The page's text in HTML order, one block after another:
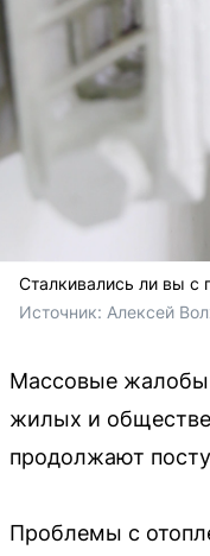
Сталкивались ли вы с
Источник: Алексей
Массовые жалобы
жилых и
продолжают
Проблемы с